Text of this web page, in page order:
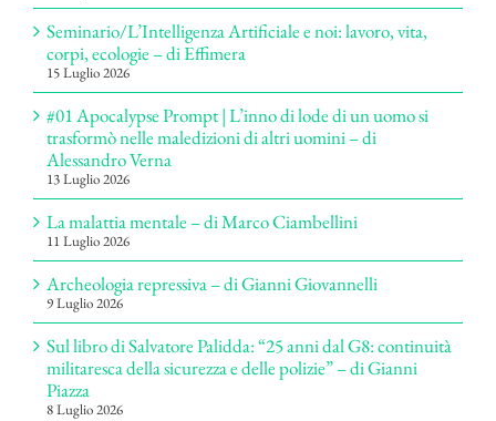
Seminario/L’Intelligenza Artificiale e noi: lavoro, vita,
corpi, ecologie – di Effimera
15 Luglio 2026
#01 Apocalypse Prompt | L’inno di lode di un uomo si
trasformò nelle maledizioni di altri uomini – di
Alessandro Verna
13 Luglio 2026
La malattia mentale – di Marco Ciambellini
11 Luglio 2026
Archeologia repressiva – di Gianni Giovannelli
9 Luglio 2026
Sul libro di Salvatore Palidda: “25 anni dal G8: continuità
militaresca della sicurezza e delle polizie” – di Gianni
Piazza
8 Luglio 2026